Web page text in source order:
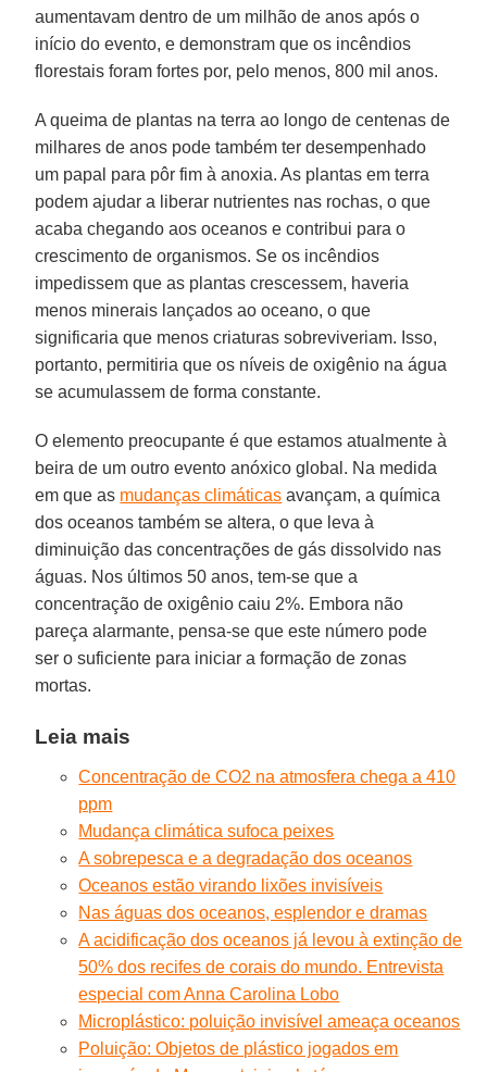
aumentavam dentro de um milhão de anos após o
início do evento, e demonstram que os incêndios
florestais foram fortes por, pelo menos, 800 mil anos.
A queima de plantas na terra ao longo de centenas de
milhares de anos pode também ter desempenhado
um papal para pôr fim à anoxia. As plantas em terra
podem ajudar a liberar nutrientes nas rochas, o que
acaba chegando aos oceanos e contribui para o
crescimento de organismos. Se os incêndios
impedissem que as plantas crescessem, haveria
menos minerais lançados ao oceano, o que
significaria que menos criaturas sobreviveriam. Isso,
portanto, permitiria que os níveis de oxigênio na água
se acumulassem de forma constante.
O elemento preocupante é que estamos atualmente à
beira de um outro evento anóxico global. Na medida
em que as mudanças climáticas avançam, a química
dos oceanos também se altera, o que leva à
diminuição das concentrações de gás dissolvido nas
águas. Nos últimos 50 anos, tem-se que a
concentração de oxigênio caiu 2%. Embora não
pareça alarmante, pensa-se que este número pode
ser o suficiente para iniciar a formação de zonas
mortas.
Leia mais
Concentração de CO2 na atmosfera chega a 410
ppm
Mudança climática sufoca peixes
A sobrepesca e a degradação dos oceanos
Oceanos estão virando lixões invisíveis
Nas águas dos oceanos, esplendor e dramas
A acidificação dos oceanos já levou à extinção de
50% dos recifes de corais do mundo. Entrevista
especial com Anna Carolina Lobo
Microplástico: poluição invisível ameaça oceanos
Poluição: Objetos de plástico jogados em